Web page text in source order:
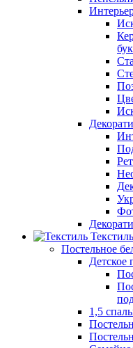
Текстиль
Постельное
Детское
1,5